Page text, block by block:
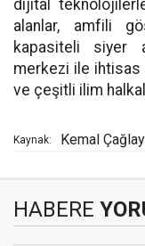
dijital
alanlar, amfili
kapasiteli siyer
merkezi ile ihtisas
ve çeşitli ilim
Kaynak: Kemal
HABERE